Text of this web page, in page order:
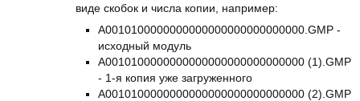
виде скобок и числа копии, например:
A0010100000000000000000000000000.GMP -
исходный модуль
A0010100000000000000000000000000 (1).GMP
- 1-я копия уже загруженного
A0010100000000000000000000000000 (2).GMP